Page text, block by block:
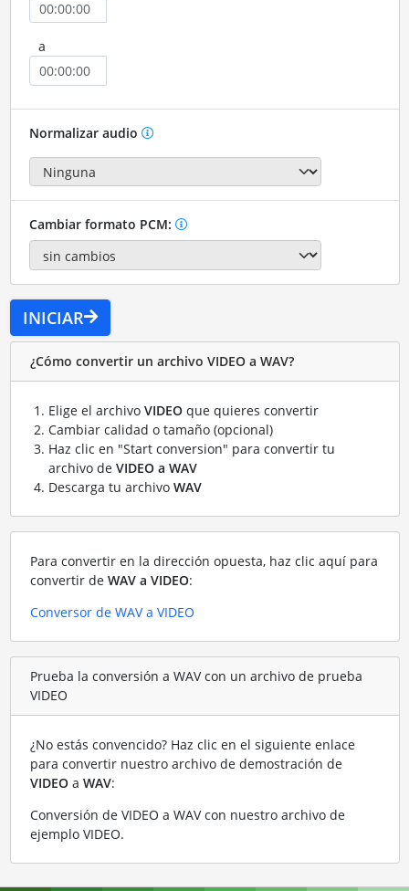
a
Normalizar audio
Cambiar formato PCM:
INICIAR
¿Cómo convertir un archivo VIDEO a WAV?
Elige el archivo VIDEOque quieres convertir
Cambiar calidad o tamaño (opcional)
Haz clic en "Start conversion" para convertir tu
archivo de VIDEO a WAV
Descarga tu archivo WAV
Para convertir en la dirección opuesta, haz clic aquí para
convertir de WAV a VIDEO:
Conversor de WAV a VIDEO
Prueba la conversión a WAV con un archivo de prueba
VIDEO
¿No estás convencido? Haz clic en el siguiente enlace
para convertir nuestro archivo de demostración de
VIDEOa WAV:
Conversión de VIDEO a WAV con nuestro archivo de
ejemplo VIDEO.